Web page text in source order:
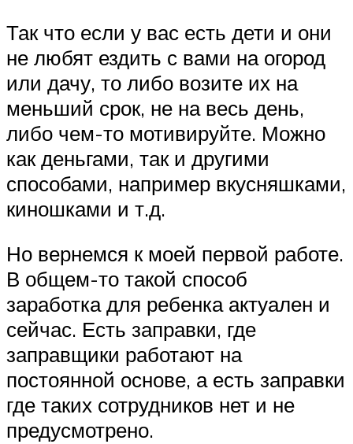
Так что если у вас есть дети и они
не любят ездить с вами на огород
или дачу, то либо возите их на
меньший срок, не на весь день,
либо чем-то мотивируйте. Можно
как деньгами, так и другими
способами, например вкусняшками,
киношками и т.д.
Но вернемся к моей первой работе.
В общем-то такой способ
заработка для ребенка актуален и
сейчас. Есть заправки, где
заправщики работают на
постоянной основе, а есть заправки
где таких сотрудников нет и не
предусмотрено.